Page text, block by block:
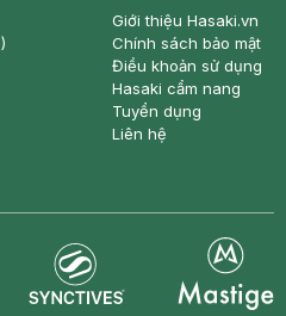
Giới thiệu Hasaki.vn
Chính sách bảo mật
Điều khoản sử dụng
Hasaki cẩm nang
Tuyển dụng
Liên hệ